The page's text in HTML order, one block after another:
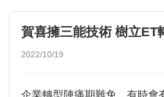
賀喜擁三能技術 樹立ET
2022/10/19
企業轉型陣痛期難免，有時會